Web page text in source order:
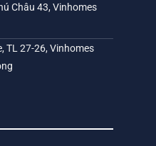
Châu 43, Vinhomes
TL 27-26, Vinhomes